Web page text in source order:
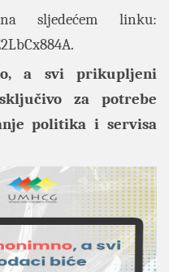
sljedećem linku:
.
a svi prikupljeni
za potrebe
politika i servisa